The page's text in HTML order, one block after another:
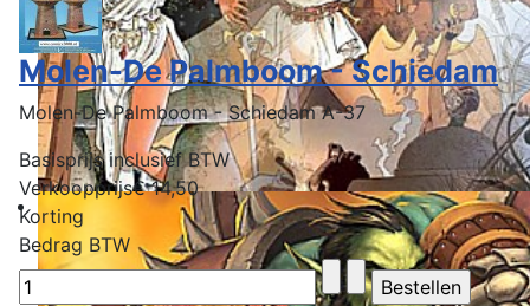
Molen-De Palmboom - Schiedam
Molen-De Palmboom - Schiedam A-37
Basisprijs inclusief BTW
Verkoopprijs€ 14,50
Korting
Bedrag BTW